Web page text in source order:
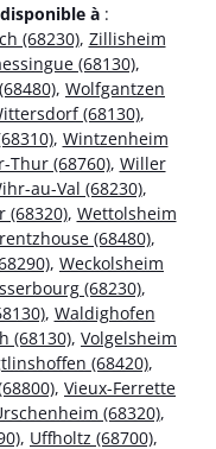
à :
(68230), Zillisheim
(68130),
, Wolfgantzen
(68130),
, Wintzenheim
Thur (68760), Willer
au-Val (68230),
(68320), Wettolsheim
(68480),
, Weckolsheim
(68230),
, Waldighofen
(68130), Volgelsheim
(68420),
, Vieux-Ferrette
(68320),
, Uffholtz (68700),